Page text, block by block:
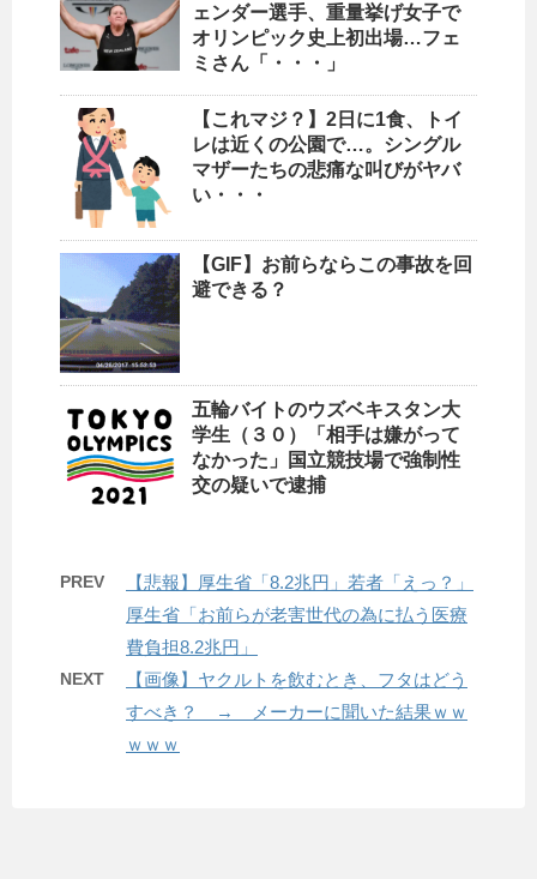
ェンダー選手、重量挙げ女子で
オリンピック史上初出場…フェ
ミさん「・・・」
【これマジ？】2日に1食、トイ
レは近くの公園で…。シングル
マザーたちの悲痛な叫びがヤバ
い・・・
【GIF】お前らならこの事故を回
避できる？
五輪バイトのウズベキスタン大
学生（３０）「相手は嫌がって
なかった」国立競技場で強制性
交の疑いで逮捕
PREV
【悲報】厚生省「8.2兆円」若者「えっ？」
厚生省「お前らが老害世代の為に払う医療
費負担8.2兆円」
NEXT
【画像】ヤクルトを飲むとき、フタはどう
すべき？ → メーカーに聞いた結果ｗｗ
ｗｗｗ